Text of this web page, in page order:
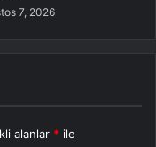
7, 2026
alanlar * ile